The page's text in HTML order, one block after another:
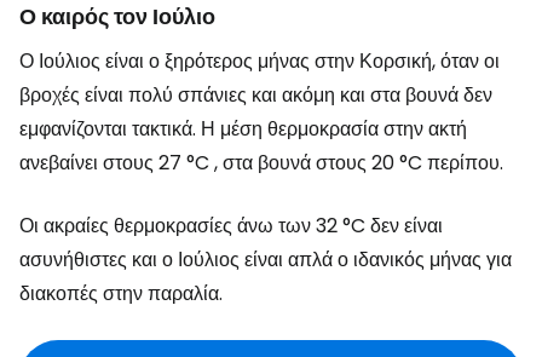
Ο καιρός τον Ιούλιο
Ο Ιούλιος είναι ο ξηρότερος μήνας στην Κορσική, όταν οι
βροχές είναι πολύ σπάνιες και ακόμη και στα βουνά δεν
εμφανίζονται τακτικά. Η μέση θερμοκρασία στην ακτή
ανεβαίνει στους 27 °C , στα βουνά στους 20 °C περίπου.
Οι ακραίες θερμοκρασίες άνω των 32 °C δεν είναι
ασυνήθιστες και ο Ιούλιος είναι απλά ο ιδανικός μήνας για
διακοπές στην παραλία.